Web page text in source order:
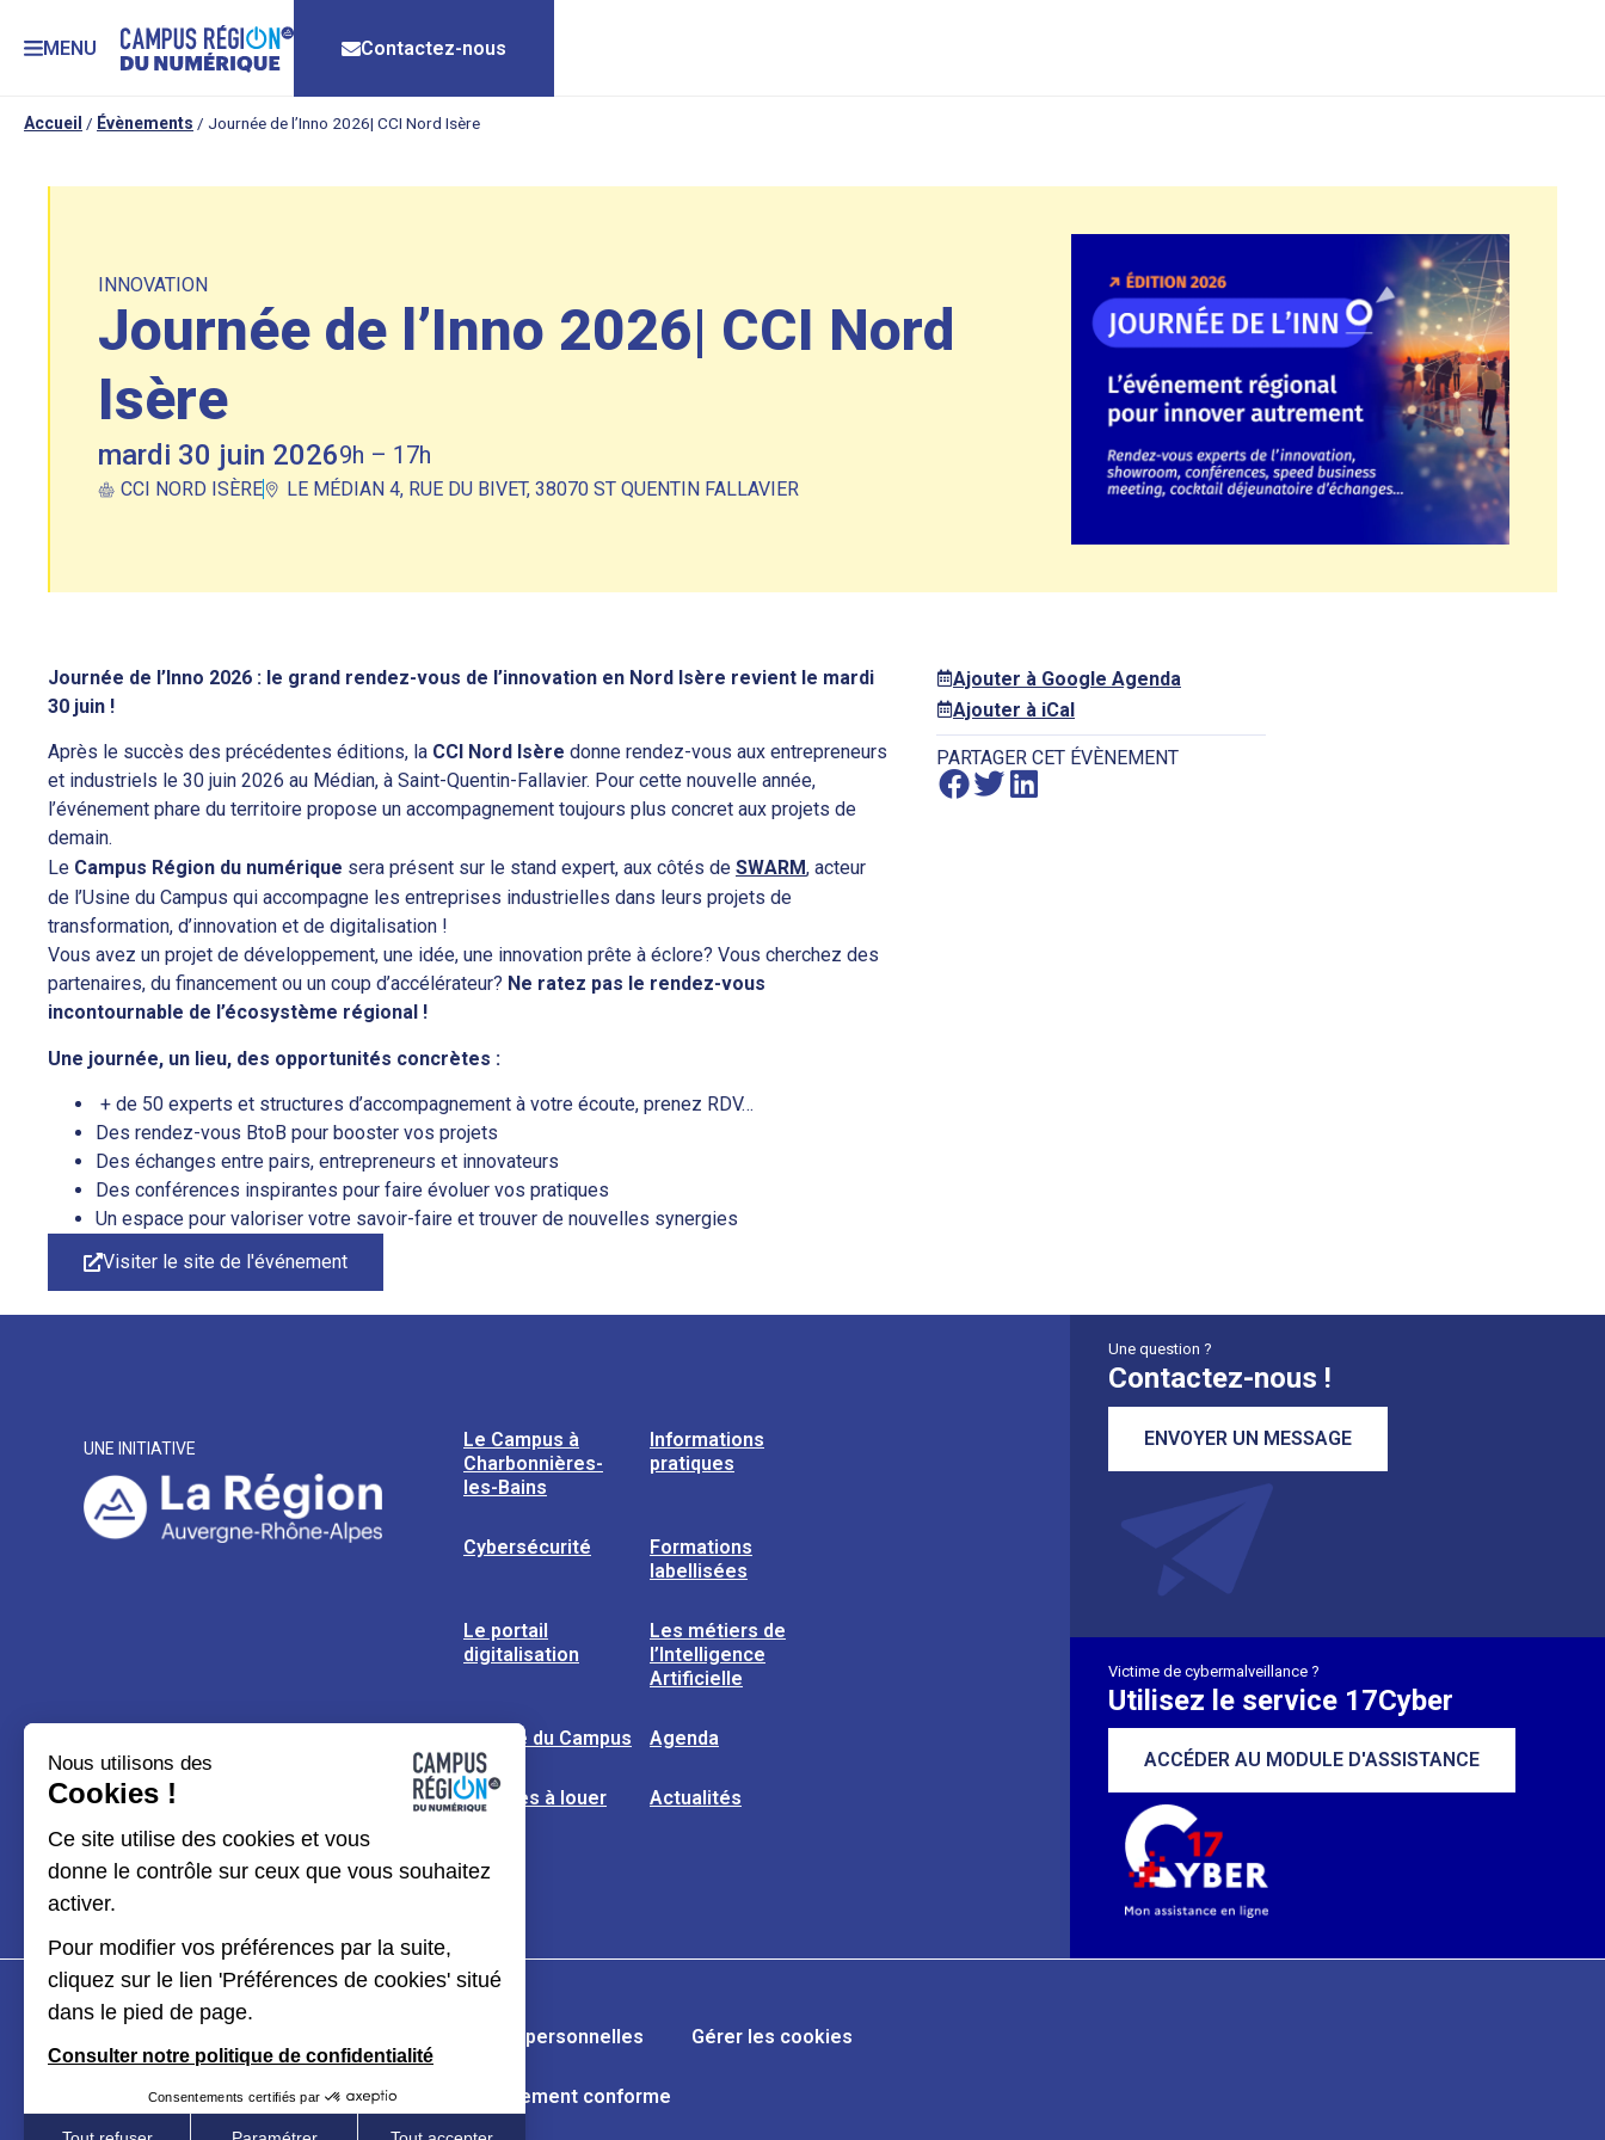
MENU Contactez-nous
Accueil / Évènements / Journée de l’Inno 2026| CCI Nord Isère
INNOVATION
Journée de l’Inno 2026| CCI Nord
Isère
mardi 30 juin 20269h – 17h
CCI NORD ISÈRE LE MÉDIAN 4, RUE DU BIVET, 38070 ST QUENTIN FALLAVIER
Journée de l’Inno 2026 : le grand rendez-vous de l’innovation en Nord Isère revient le mardi
30 juin !
Après le succès des précédentes éditions, la CCI Nord Isère donne rendez-vous aux entrepreneurs
et industriels le 30 juin 2026 au Médian, à Saint-Quentin-Fallavier. Pour cette nouvelle année,
l’événement phare du territoire propose un accompagnement toujours plus concret aux projets de
demain.
Le Campus Région du numérique sera présent sur le stand expert, aux côtés de SWARM, acteur
de l’Usine du Campus qui accompagne les entreprises industrielles dans leurs projets de
transformation, d’innovation et de digitalisation !
Vous avez un projet de développement, une idée, une innovation prête à éclore? Vous cherchez des
partenaires, du financement ou un coup d’accélérateur? Ne ratez pas le rendez-vous
incontournable de l’écosystème régional !
Une journée, un lieu, des opportunités concrètes :
+ de 50 experts et structures d’accompagnement à votre écoute, prenez RDV…
Des rendez-vous BtoB pour booster vos projets
Des échanges entre pairs, entrepreneurs et innovateurs
Des conférences inspirantes pour faire évoluer vos pratiques
Un espace pour valoriser votre savoir-faire et trouver de nouvelles synergies
Visiter le site de l'événement
Ajouter à Google Agenda
Ajouter à iCal
PARTAGER CET ÉVÈNEMENT
UNE INITIATIVE
Le Campus à
Charbonnières-
les-Bains
Informations
pratiques
Cybersécurité
Formations
labellisées
Le portail
digitalisation
Les métiers de
l’Intelligence
Artificielle
L’usine du Campus Agenda
Espaces à louer Actualités
Une question ?
Contactez-nous !
ENVOYER UN MESSAGE
Victime de cybermalveillance ?
Utilisez le service 17Cyber
ACCÉDER AU MODULE D'ASSISTANCE
Données personnelles Gérer les cookies
Kit de communication Accessibilité : partiellement conforme
Nous utilisons des
Cookies !
Ce site utilise des cookies et vous
donne le contrôle sur ceux que vous souhaitez
activer.
Pour modifier vos préférences par la suite,
cliquez sur le lien 'Préférences de cookies' situé
dans le pied de page.
Consulter notre politique de confidentialité
Consentements certifiés par